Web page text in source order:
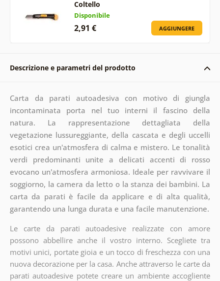
Coltello
Disponibile
2,91 € AGGIUNGERE
Descrizione e parametri del prodotto
Carta da parati autoadesiva con motivo di giungla
incontaminata porta nel tuo interni il fascino della
natura. La rappresentazione dettagliata della
vegetazione lussureggiante, della cascata e degli uccelli
esotici crea un'atmosfera di calma e mistero. Le tonalità
verdi predominanti unite a delicati accenti di rosso
evocano un'atmosfera armoniosa. Ideale per ravvivare il
soggiorno, la camera da letto o la stanza dei bambini. La
carta da parati è facile da applicare e di alta qualità,
garantendo una lunga durata e una facile manutenzione.
Le carte da parati autoadesive realizzate con amore
possono abbellire anche il vostro interno. Scegliete tra
motivi unici, portate gioia e un tocco di freschezza con una
nuova decorazione per la casa. Anche attraverso le carte da
parati autoadesive potete creare un ambiente accogliente